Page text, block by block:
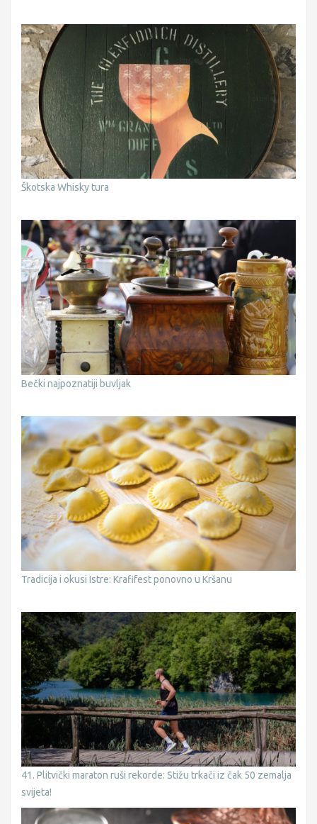
Škotska Whisky tura
Bečki najpoznatiji buvljak
Tradicija i okusi Istre: Krafifest ponovno u Kršanu
41. Plitvički maraton ruši rekorde: Stižu trkači iz čak 50 zemalja
svijeta!